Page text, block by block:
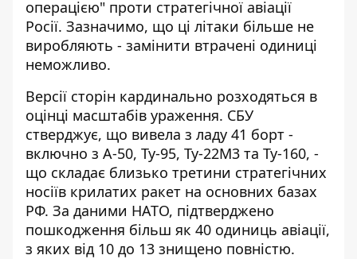
операцією" проти стратегічної авіації
Росії. Зазначимо, що ці літаки більше не
виробляють - замінити втрачені одиниці
неможливо.
Версії сторін кардинально розходяться в
оцінці масштабів ураження. СБУ
стверджує, що вивела з ладу 41 борт -
включно з А-50, Ту-95, Ту-22М3 та Ту-160, -
що складає близько третини стратегічних
носіїв крилатих ракет на основних базах
РФ. За даними НАТО, підтверджено
пошкодження більш як 40 одиниць авіації,
з яких від 10 до 13 знищено повністю.